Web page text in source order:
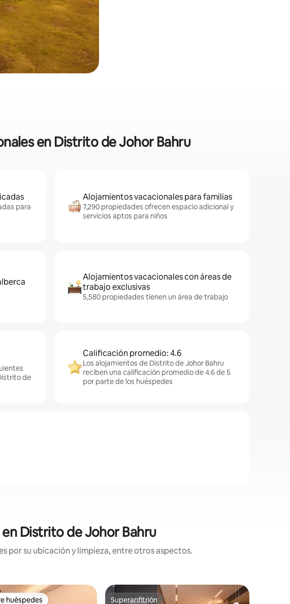
en Distrito de Johor Bahru
para
Alojamientos vacacionales para familias
7,290 propiedades ofrecen espacio adicional y
servicios aptos para niños
Alojamientos vacacionales con áreas de
trabajo exclusivas
5,580 propiedades tienen un área de trabajo
de
Calificación promedio: 4.6
Los alojamientos de Distrito de Johor Bahru
reciben una calificación promedio de 4.6 de 5
por parte de los huéspedes
Distrito de Johor Bahru
por su ubicación y limpieza, entre otros aspectos.
huéspedes Superanfitrión